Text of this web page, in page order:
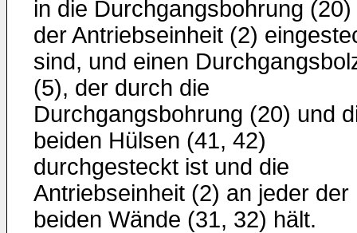
in die Durchgangsbohrung (20)
der Antriebseinheit (2)
sind, und einen
(5), der durch die
Durchgangsbohrung (20) und
beiden Hülsen (41, 42)
durchgesteckt ist und die
Antriebseinheit (2) an jeder der
beiden Wände (31, 32) hält.